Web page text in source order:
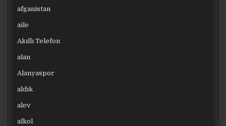
afganistan
aile
Akıllı Telefon
alan
Alanyaspor
aldık
alev
alkol